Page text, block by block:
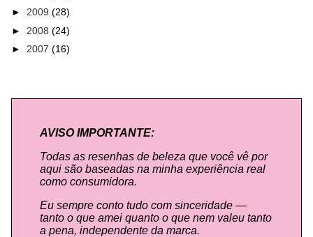
► 2009 (28)
► 2008 (24)
► 2007 (16)
AVISO IMPORTANTE:
Todas as resenhas de beleza que você vê por
aqui são baseadas na minha experiência real
como consumidora.
Eu sempre conto tudo com sinceridade —
tanto o que amei quanto o que nem valeu tanto
a pena, independente da marca.